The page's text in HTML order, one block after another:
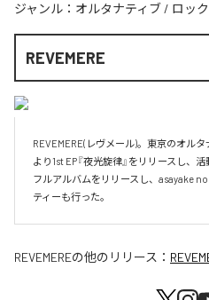
ジャンル： オルタナティブ / ロック
REVEMERE
REVEMERE(レヴメール)。東京のオル
より1st EP『夜光旋律』をリリースし、
フルアルバムをリリースし、asayake
ティーも行った。
REVEMEREの他のリリース：